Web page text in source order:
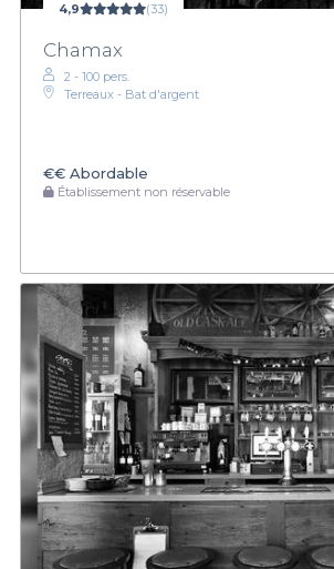
4,9 (33)
Chamax
2 - 100 pers.
Terreaux - Bat d'argent
€€ Abordable
Établissement non réservable